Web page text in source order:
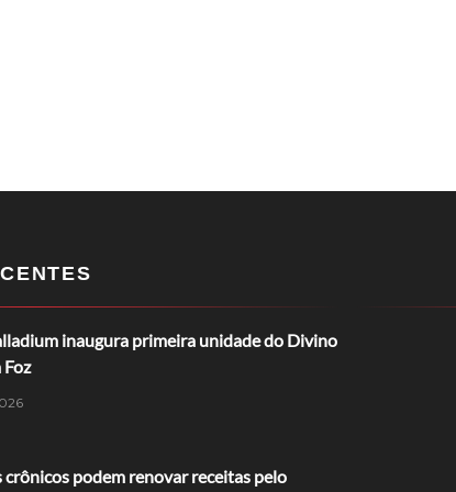
inaugura primeira unidade do Divino
Foz
crônicos podem renovar receitas pelo